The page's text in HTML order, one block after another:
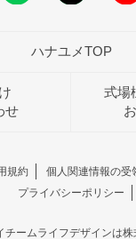
ハナユメTOP
せ
式場
規約
個人関連情報の受
プライバシーポリシー
チームライフデザインは